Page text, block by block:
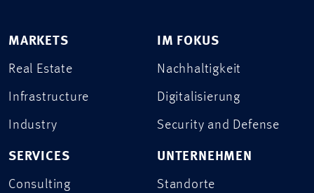
MARKETS
Real Estate
Infrastructure
Industry
SERVICES
Consulting
IM FOKUS
Nachhaltigkeit
Digitalisierung
Security and Defense
UNTERNEHMEN
Standorte